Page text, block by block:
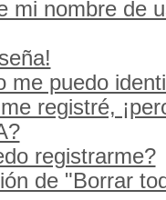
mi nombre de
me puedo
registré,
registrarme?
de "Borrar